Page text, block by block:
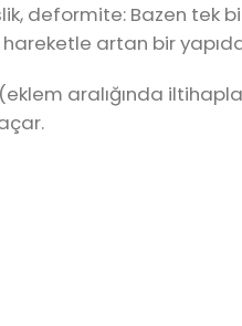
deformite: Bazen
artan bir
aralığında